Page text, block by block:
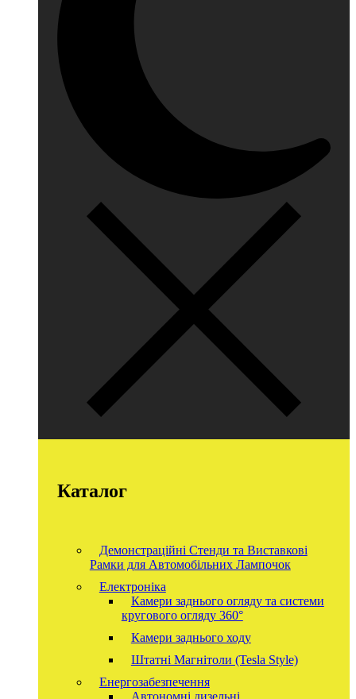
Каталог
Демонстраційні Стенди та Виставкові
Рамки для Автомобільних Лампочок
Електроніка
Камери заднього огляду та системи
кругового огляду 360°
Камери заднього ходу
Штатні Магнітоли (Tesla Style)
Енергозабезпечення
Автономні дизельні